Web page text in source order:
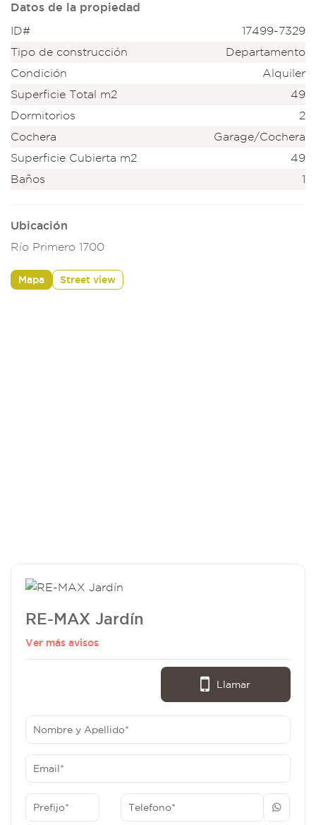
Datos de la propiedad
ID#
17499-7329
Tipo de construcción
Departamento
Condición
Alquiler
Superficie Total m2
49
Dormitorios
2
Cochera
Garage/Cochera
Superficie Cubierta m2
49
Baños
1
Ubicación
Río Primero 1700
Mapa Street view
RE-MAX Jardín
Ver más avisos
Llamar